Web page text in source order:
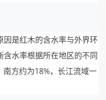
是红木的含水率与外界环
水率根据所在地区的不同
方约为18%，长江流域一